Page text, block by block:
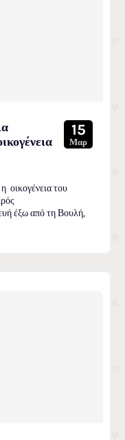
15
Μαρ
οικογένεια του
έξω από τη Βουλή,